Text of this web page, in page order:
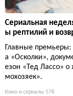
Сериальная
ы рептилий и
Главные премьеры:
а «Осколки»,
езон «Тед Лассо»
мохозяек».
Кино и сериалы 576